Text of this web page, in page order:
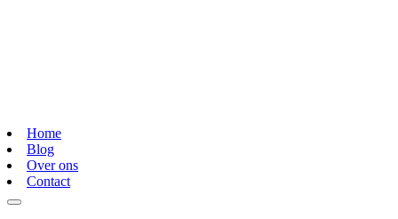
Home
Blog
Over ons
Contact